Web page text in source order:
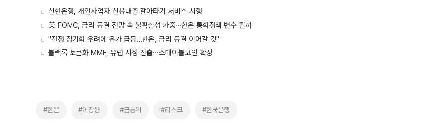
신한은행, 개인사업자 신용대출 갈아타기 서비스 시행
美 FOMC, 금리 동결 전망 속 불확실성 가중⋯한은 통화정책 변수 될까
"전쟁 장기화 우려에 유가 급등…한은, 금리 동결 이어갈 것"
블랙록 토큰화 MMF, 유럽 시장 진출∙∙∙스테이블코인 확장
#한은 #이창용 #금통위 #리스크 #한국은행